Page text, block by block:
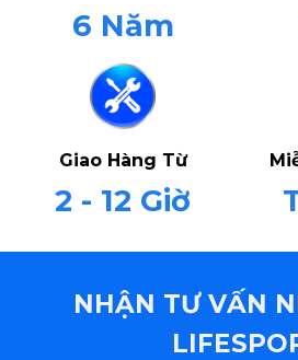
6 Năm
Giao Hàng Từ
2 - 12 Giờ
NHẬN TƯ VẤN